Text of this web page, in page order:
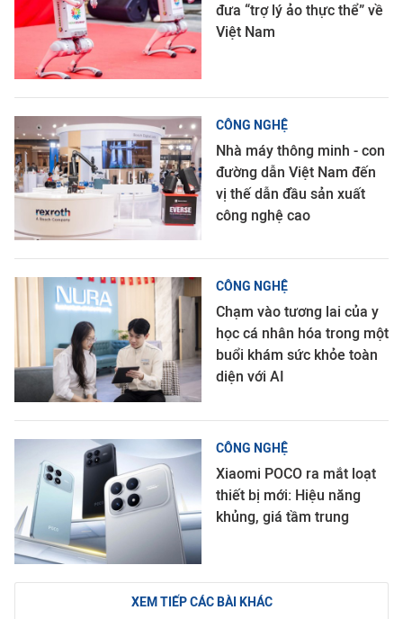
đưa “trợ lý ảo thực thể” về
Việt Nam
CÔNG NGHỆ
Nhà máy thông minh - con
đường dẫn Việt Nam đến
vị thế dẫn đầu sản xuất
công nghệ cao
CÔNG NGHỆ
Chạm vào tương lai của y
học cá nhân hóa trong một
buổi khám sức khỏe toàn
diện với AI
CÔNG NGHỆ
Xiaomi POCO ra mắt loạt
thiết bị mới: Hiệu năng
khủng, giá tầm trung
XEM TIẾP CÁC BÀI KHÁC